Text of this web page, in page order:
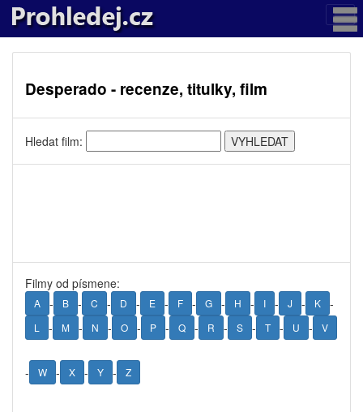
Desperado - recenze, titulky, film
Hledat film:
Filmy od písmene:
A - B - C - D - E - F - G - H - I - J - K -
L - M - N - O - P - Q - R - S - T - U - V
- W - X - Y - Z